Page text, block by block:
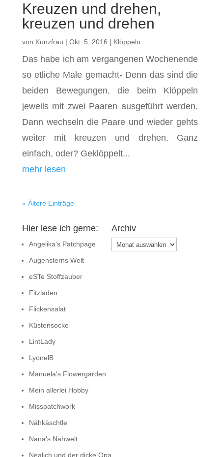
Kreuzen und drehen,
kreuzen und drehen
von Kunzfrau | Okt. 5, 2016 | Klöppeln
Das habe ich am vergangenen Wochenende
so etliche Male gemacht- Denn das sind die
beiden Bewegungen, die beim Klöppeln
jeweils mit zwei Paaren ausgeführt werden.
Dann wechseln die Paare und wieder gehts
weiter mit kreuzen und drehen. Ganz
einfach, oder? Geklöppelt...
mehr lesen
« Ältere Einträge
Hier lese ich gerne:
Angelika's Patchpage
Augensterns Welt
eSTe Stoffzauber
Fitzladen
Flickensalat
Küstensocke
LintLady
LyonelB
Manuela's Flowergarden
Mein allerlei Hobby
Misspatchwork
Nähkäschtle
Nana's Nähwelt
Nealich und der dicke Opa
Archiv
Archiv